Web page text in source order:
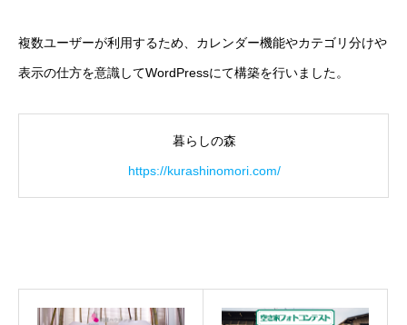
WORKS 実績紹介
複数ユーザーが利用するため、カレンダー機能やカテゴリ分けや
表示の仕方を意識してWordPressにて構築を行いました。
暮らしの森
https://kurashinomori.com/